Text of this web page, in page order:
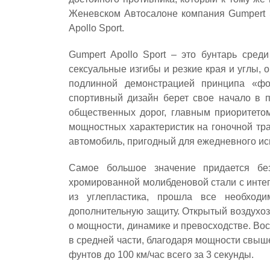
Женевском Автосалоне компания Gumpert
Apollo Sport.
Gumpert Apollo Sport – это бунтарь
сексуальные изгибы и резкие края и углы,
подлинной демонстрацией принципа
спортивный дизайн берет свое начало в
общественных дорог, главным
мощностных характеристик на гоночной
автомобиль, пригодный для ежедневного
Самое большое значение придается
хромированной молибденовой стали с
из углепластика, прошла все
дополнительную защиту. Открытый
о мощности, динамике и превосходстве.
в средней части, благодаря мощности
фунтов до 100 км/час всего за 3 секунды.